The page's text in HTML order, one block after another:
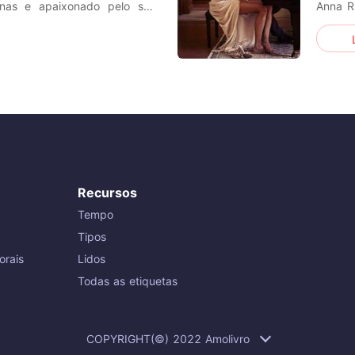
e apaixonado pelo seu
estava tudo bem
Anna
vida
o que
Recursos
Tempo
Tipos
Lidos
Todas as etiquetas
COPYRIGHT(©) 2022 Amolivro